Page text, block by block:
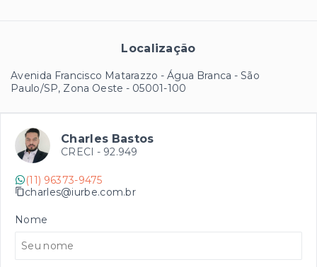
Localização
Avenida Francisco Matarazzo - Água Branca - São
Paulo/SP, Zona Oeste - 05001-100
Charles Bastos
CRECI - 92.949
(11) 96373-9475
charles@iurbe.com.br
Nome